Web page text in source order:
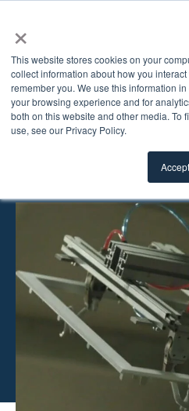
×
This website stores cookies on your
collect information about how you
remember you. We use this information
your browsing experience and for
both on this website and other media. To
use, see our Privacy Policy.
Accept
Politique